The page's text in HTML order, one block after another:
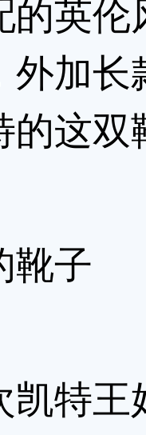
的英
外加
的这
靴子
凯特